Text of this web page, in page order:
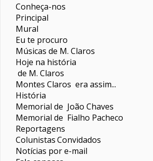
Conheça-nos
Principal
Mural
Eu te procuro
Músicas de M. Claros
Hoje na história
de M. Claros
Montes Claros era assim...
História
Memorial de João Chaves
Memorial de Fialho Pacheco
Reportagens
ColunistasConvidados
Notícias por e-mail